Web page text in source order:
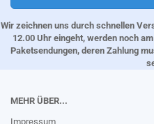
Wir zeichnen uns durch schnellen
12.00 Uhr eingeht, werden noch
Paketsendungen, deren Zahlung
MEHR ÜBER...
Impressum